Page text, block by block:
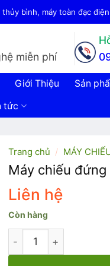
bình, máy toàn đạc
miễn phí
Giới Thiệu Sản
tức
Trang chủ / MÁY
Máy chiếu
Liên hệ
Còn hàng
Máy chiếu đứng DZJ